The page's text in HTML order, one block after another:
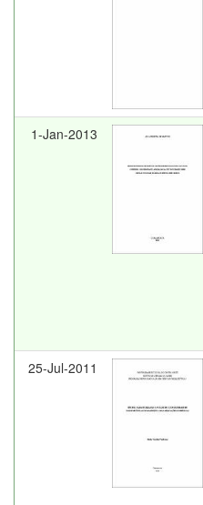
1-Jan-2013
25-Jul-2011